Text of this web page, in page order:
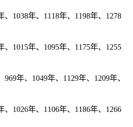
1038年、1118年、1198年、1278
1015年、1095年、1175年、1255
年、1049年、1129年、1209年、
1026年、1106年、1186年、1266